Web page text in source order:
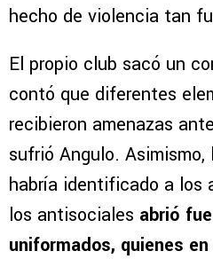
hecho de violencia tan
El propio club sacó un
contó que diferentes
recibieron amenazas
sufrió Angulo.
habría identificado a los
los antisociales abrió
uniformados, quienes